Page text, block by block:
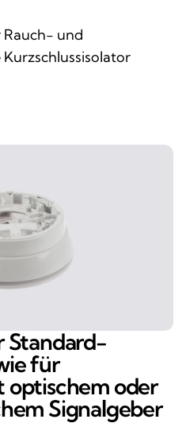
Rauch- und
Standard-
für
optischem oder
Signalgeber